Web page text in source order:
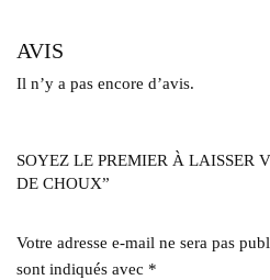
AVIS
Il n’y a pas encore d’avis.
SOYEZ LE PREMIER À LAISSER
DE CHOUX”
Votre adresse e-mail ne sera pas
sont indiqués avec *